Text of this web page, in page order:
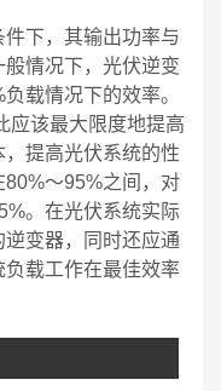
下，其输出功率与
情况下，光伏逆变
载情况下的效率。
应该最大限度地提高
提高光伏系统的性
～95%之间，对
。在光伏系统实际
变器，同时还应通
载工作在最佳效率